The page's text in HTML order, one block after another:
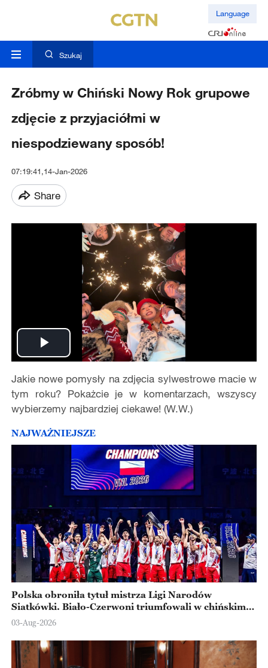
Language
Szukaj
Zróbmy w Chiński Nowy Rok grupowe
zdjęcie z przyjaciółmi w
niespodziewany sposób!
07:19:41,14-Jan-2026
Share
Play
Video
Jakie nowe pomysły na zdjęcia sylwestrowe macie w
tym roku? Pokażcie je w komentarzach, wszyscy
wybierzemy najbardziej ciekawe! (W.W.)
NAJWAŻNIEJSZE
Polska obroniła tytuł mistrza Ligi Narodów
Siatkówki. Biało-Czerwoni triumfowali w chińskim
Ningbo
03-Aug-2026